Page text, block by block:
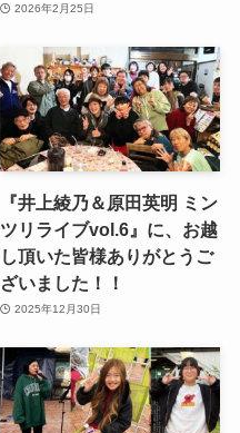
2026年2月25日
『井上綾乃＆原田英明 ミン
ツリライブvol.6』に、お越
し頂いた皆様ありがとうご
ざいました！！
2025年12月30日